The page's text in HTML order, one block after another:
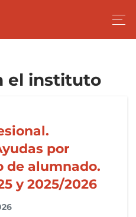
el instituto
por
de alumnado.
y 2025/2026